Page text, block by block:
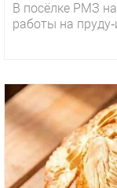
В посёлке РМЗ
работы на